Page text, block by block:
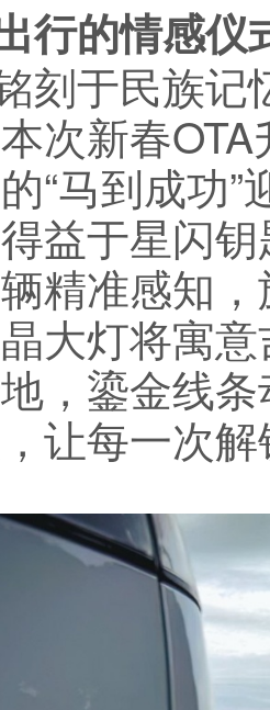
行的情感仪
刻于民族
次新春
“马到成功
益于星闪
精准感知
大灯将寓
，鎏金线
让每一次